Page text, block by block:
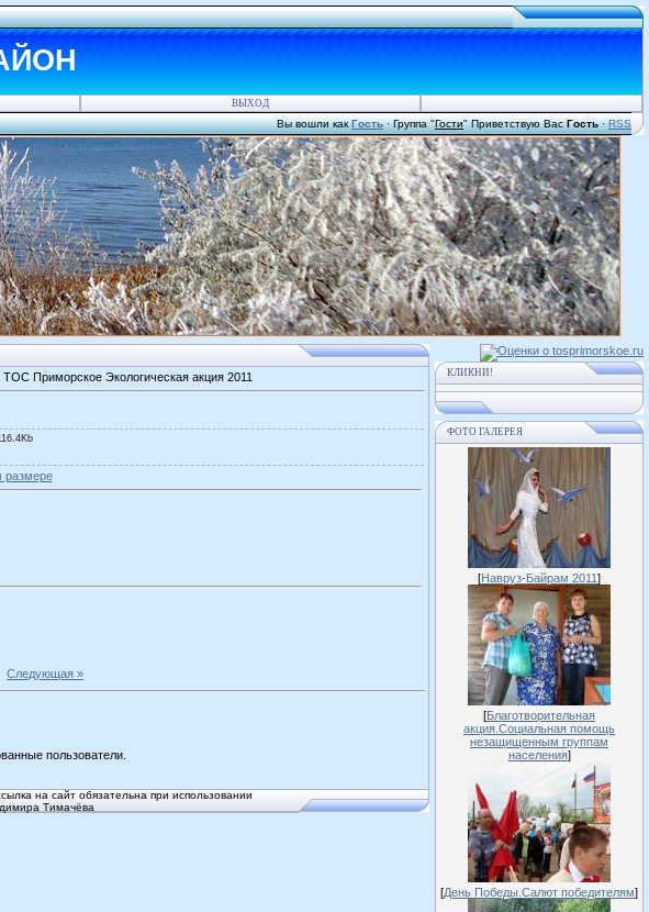
ВЫХОД
Вы вошли как Гость·Группа"Гости"Приветствую ВасГость·RSS
ТОС Приморское Экологическая акция 2011
размере
Следующая »
пользователи.
на сайт обязательна при использовании
Тимачёва
КЛИКНИ!
ФОТО ГАЛЕРЕЯ
[Навруз-Байрам 2011]
[Благотворительная
акция.Социальная помощь
незащищенным группам
населения]
[День Победы.Салют победителям]